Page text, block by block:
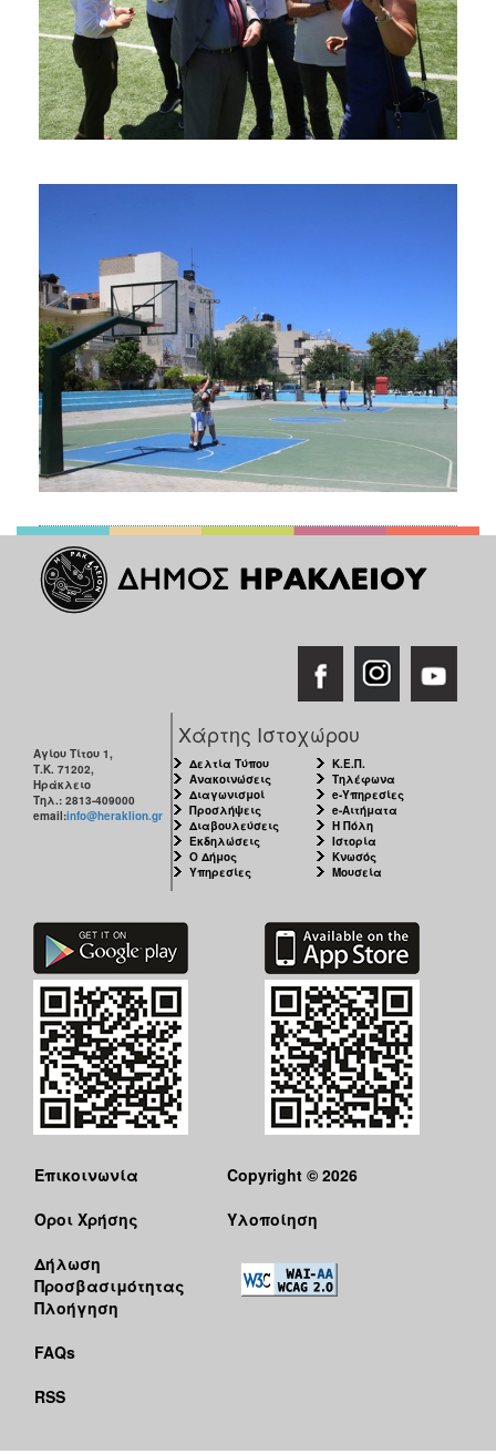
Αγίου Τίτου 1,
Τ.Κ. 71202,
Ηράκλειο
Τηλ.: 2813-409000
email:info@heraklion.gr
Χάρτης Ιστοχώρου
Δελτία Τύπου
Ανακοινώσεις
Διαγωνισμοί
Προσλήψεις
Διαβουλεύσεις
Εκδηλώσεις
Ο Δήμος
Υπηρεσίες
Κ.Ε.Π.
Τηλέφωνα
e-Υπηρεσίες
e-Αιτήματα
Η Πόλη
Ιστορία
Κνωσός
Μουσεία
Επικοινωνία
Όροι Χρήσης
Δήλωση
Προσβασιμότητας
Πλοήγηση
FAQs
RSS
Copyright © 2026
Υλοποίηση